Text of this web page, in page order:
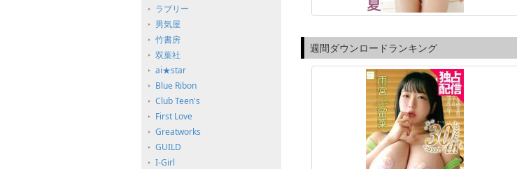
ラブリー
男気屋
竹書房
双葉社
ai★star
Blue Ribon
Club Teen's
First Love
Greatworks
GUILD
I-Girl
週間ダウンロードランキング